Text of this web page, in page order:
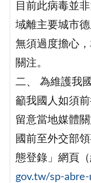
目前此病毒並
域離主要城市
無須過度擔心
關注。
二、 為維護我
籲我國人如須
留意當地媒體
國前至外交部
態登錄」網頁
gov.tw/sp-abre-